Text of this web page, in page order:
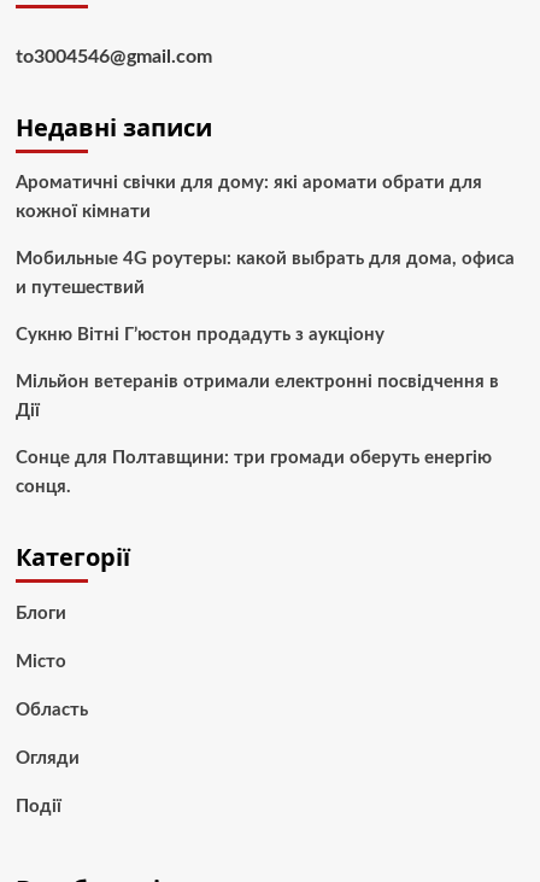
to3004546@gmail.com
Недавні записи
Ароматичні свічки для дому: які аромати обрати для
кожної кімнати
Мобильные 4G роутеры: какой выбрать для дома, офиса
и путешествий
Сукню Вітні Г’юстон продадуть з аукціону
Мільйон ветеранів отримали електронні посвідчення в
Дії
Сонце для Полтавщини: три громади оберуть енергію
сонця.
Категорії
Блоги
Місто
Область
Огляди
Події